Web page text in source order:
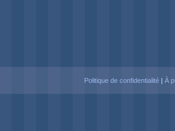
Politique de confidentialité À